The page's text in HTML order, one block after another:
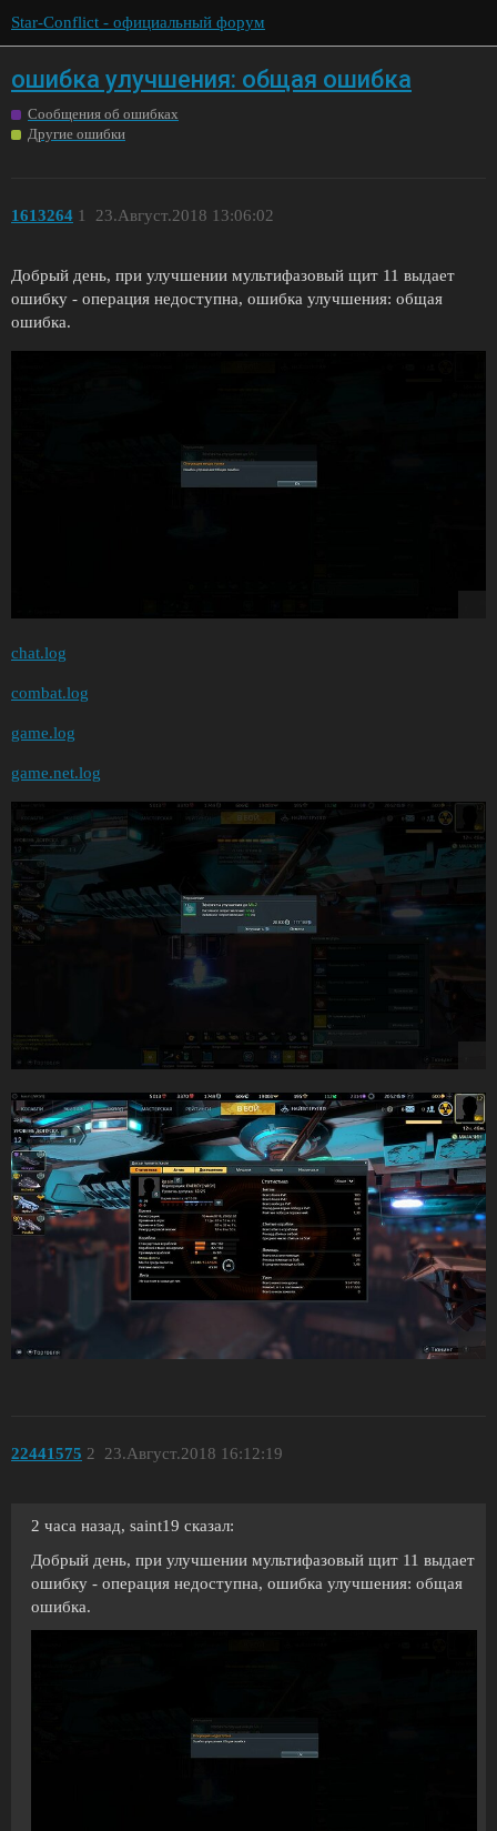
Star-Conflict - официальный форум
ошибка улучшения: общая ошибка
Сообщения об ошибках
Другие ошибки
1613264 23.Август.2018 13:06:02
1
Добрый день, при улучшении мультифазовый щит 11 выдает
ошибку - операция недоступна, ошибка улучшения: общая
ошибка.
chat.log
combat.log
game.log
game.net.log
22441575 23.Август.2018 16:12:19
2
2 часа назад, saint19 сказал:
Добрый день, при улучшении мультифазовый щит 11 выдает
ошибку - операция недоступна, ошибка улучшения: общая
ошибка.